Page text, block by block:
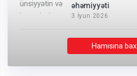
əhəmiyyəti
3 İyun 2026
Hamısına bax